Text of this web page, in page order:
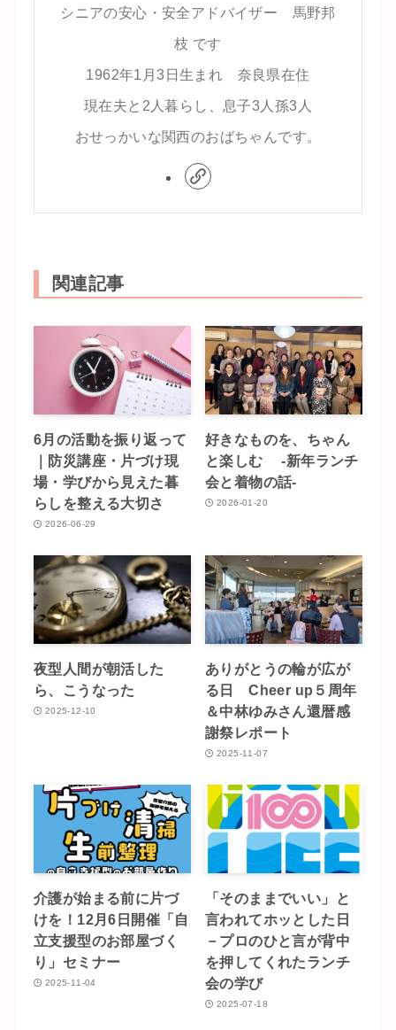
シニアの安心・安全アドバイザー 馬野邦
枝 です
1962年1月3日生まれ 奈良県在住
現在夫と2人暮らし、息子3人孫3人
おせっかいな関西のおばちゃんです。
関連記事
6月の活動を振り返って
｜防災講座・片づけ現
場・学びから見えた暮
らしを整える大切さ
2026-06-29
好きなものを、ちゃん
と楽しむ -新年ランチ
会と着物の話-
2026-01-20
夜型人間が朝活した
ら、こうなった
2025-12-10
ありがとうの輪が広が
る日 Cheer up５周年
＆中林ゆみさん還暦感
謝祭レポート
2025-11-07
介護が始まる前に片づ
けを！12月6日開催「自
立支援型のお部屋づく
り」セミナー
2025-11-04
「そのままでいい」と
言われてホッとした日
－プロのひと言が背中
を押してくれたランチ
会の学び
2025-07-18